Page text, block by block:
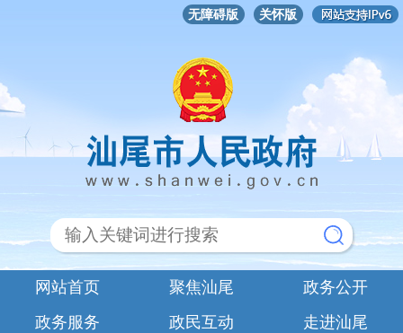
无障碍版 关怀版
网站首页 聚焦汕尾
政务公开
政务服务
政民互动 走进汕尾